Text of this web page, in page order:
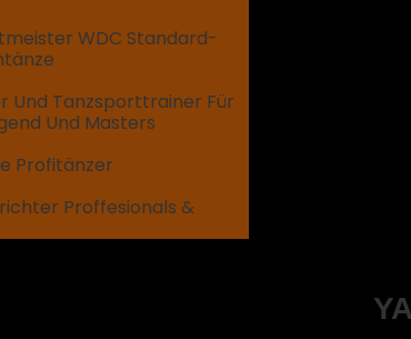
WDC Standard-
Und Tanzsporttrainer Für
Und Masters
Profitänzer
Proffesionals &